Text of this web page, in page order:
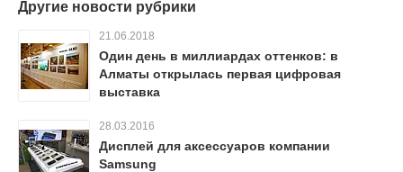
Другие новости рубрики
21.06.2018
Один день в миллиардах оттенков: в
Алматы открылась первая цифровая
выставка
28.03.2016
Дисплей для аксессуаров компании
Samsung